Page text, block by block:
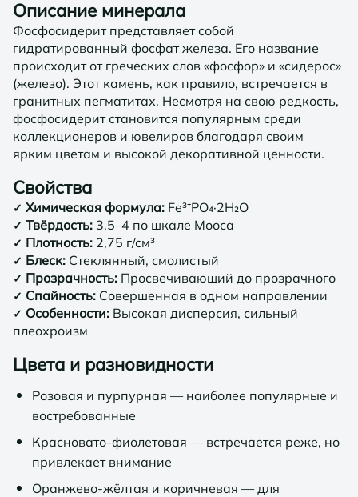
Описание минерала
Фосфосидерит представляет собой
гидратированный фосфат железа. Его название
происходит от греческих слов «фосфор» и «сидерос»
(железо). Этот камень, как правило, встречается в
гранитных пегматитах. Несмотря на свою редкость,
фосфосидерит становится популярным среди
коллекционеров и ювелиров благодаря своим
ярким цветам и высокой декоративной ценности.
Свойства
✓ Химическая формула:Fe³⁺PO₄·2H₂O
✓ Твёрдость:3,5–4 по шкале Мооса
✓ Плотность:2,75 г/см³
✓ Блеск:Стеклянный, смолистый
✓ Прозрачность:Просвечивающий до прозрачного
✓ Спайность:Совершенная в одном направлении
✓ Особенности:Высокая дисперсия, сильный
плеохроизм
Цвета и разновидности
Розовая и пурпурная — наиболее популярные и
востребованные
Красновато-фиолетовая — встречается реже, но
привлекает внимание
Оранжево-жёлтая и коричневая — для